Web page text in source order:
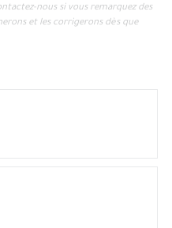
nous si vous remarquez des
et les corrigerons dès que